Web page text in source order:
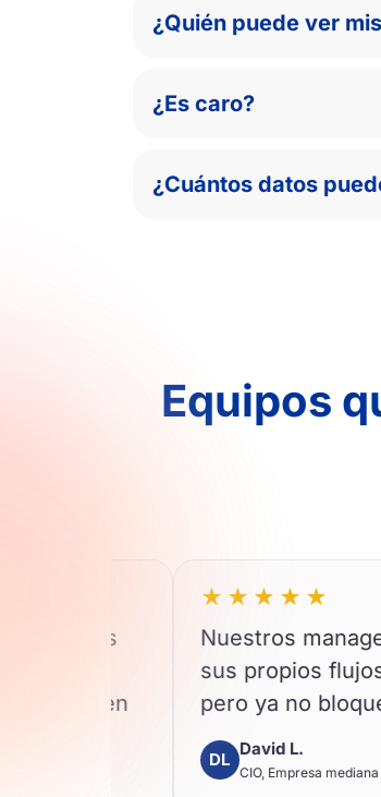
¿Quién puede ver
¿Es caro?
¿Cuántos datos
Equipos
★★★★★
Nuestros managers
sus propios flujos. IT
pero ya no bloquea la
David L.
CIO, Empresa mediana multisede